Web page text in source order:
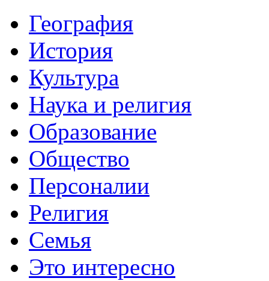
География
История
Культура
Наука и религия
Образование
Общество
Персоналии
Религия
Семья
Это интересно